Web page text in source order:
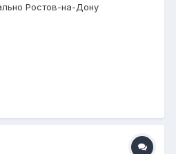
Ростов-на-Дону